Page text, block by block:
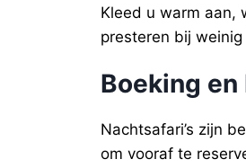
Kleed u warm aan,
presteren bij weinig
Boeking
Nachtsafari’s zijn
om vooraf te